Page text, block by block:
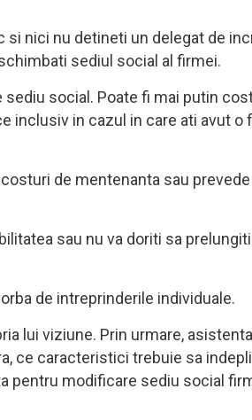
nici nu detineti un delegat de
sediul social al firmei.
social. Poate fi mai putin
inclusiv in cazul in care ati avut o
de mentenanta sau
sau nu va doriti sa prelungiti
de intreprinderile individuale.
lui viziune. Prin urmare,
ce caracteristici trebuie sa
pentru modificare sediu social